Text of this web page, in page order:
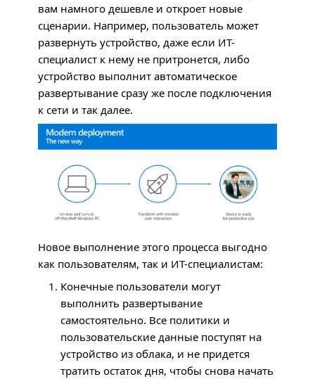
вам намного дешевле и откроет новые
сценарии. Например, пользователь может
развернуть устройство, даже если ИТ-
специалист к нему не притронется, либо
устройство выполнит автоматическое
развертывание сразу же после подключения
к сети и так далее.
Новое выполнение этого процесса выгодно
как пользователям, так и ИТ-специалистам:
Конечные пользователи могут
выполнить развертывание
самостоятельно. Все политики и
пользовательские данные поступят на
устройство из облака, и не придется
тратить остаток дня, чтобы снова начать